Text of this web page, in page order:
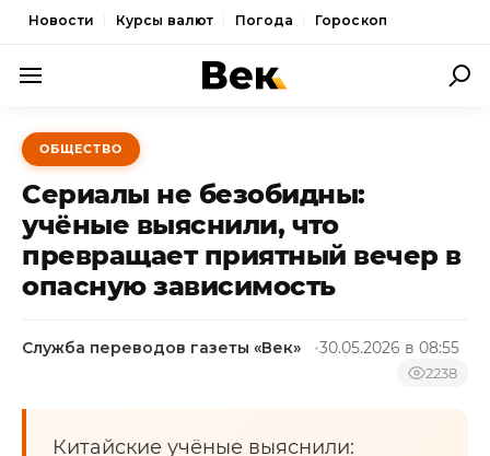
Новости Курсы валют Погода Гороскоп
ПОЛИТИКА
ЭКОНОМИКА
ОБЩЕСТВО
СПОРТ
КУЛЬТУРА
НОВОСТИ
ОБЩЕСТВО
Сериалы не безобидны:
учёные выяснили, что
превращает приятный вечер в
опасную зависимость
Служба переводов газеты «Век» 30.05.2026 в 08:55
2238
Китайские учёные выяснили: